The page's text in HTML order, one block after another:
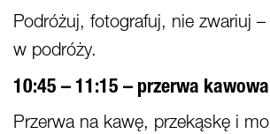
Podróżuj, fotografuj, nie zwariuj
w podróży.
10:45 – 11:15 – przerwa kawowa
Przerwa na kawę, przekąskę i